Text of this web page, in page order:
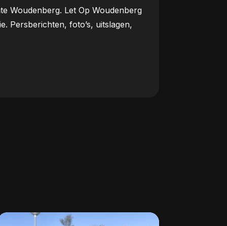
Woudenberg. Let Op Woudenberg
Persberichten, foto’s, uitslagen,